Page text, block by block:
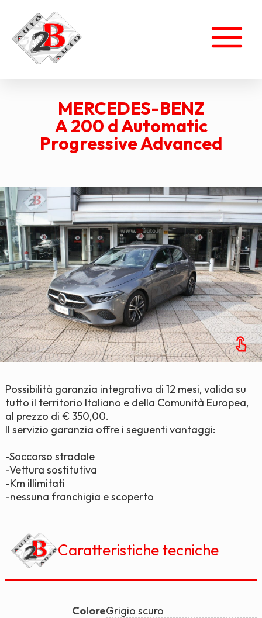
MERCEDES-BENZ
A 200 d Automatic
Progressive Advanced
Possibilità garanzia integrativa di 12 mesi, valida su
tutto il territorio Italiano e della Comunità Europea,
al prezzo di € 350,00.
Il servizio garanzia offre i seguenti vantaggi:
-Soccorso stradale
-Vettura sostitutiva
-Km illimitati
-nessuna franchigia e scoperto
Caratteristiche tecniche
ColoreGrigio scuro